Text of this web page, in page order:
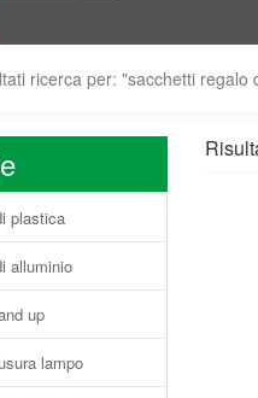
ricerca per: "sacchetti regalo
plastica
alluminio
up
lampo